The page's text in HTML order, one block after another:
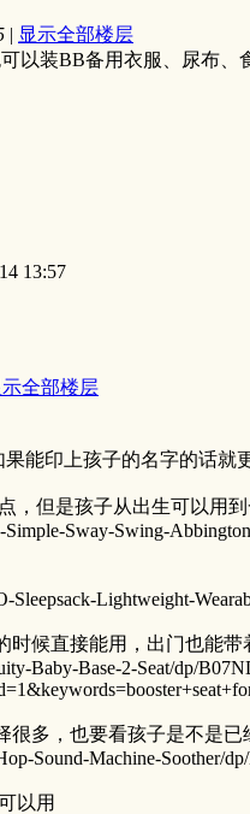
| 显示全部楼层
以装BB备用衣服、尿布
13:57
示全部楼层
果能印上孩子的名字的话就
，但是孩子从出生可以用
Simple-Sway-Swing-
Sleepsack-Lightweight-
时候直接能用，出门也能
Baby-Base-2-Seat/dp/
很多，也要看孩子是不是
Sound-Machine-Soother/
以用